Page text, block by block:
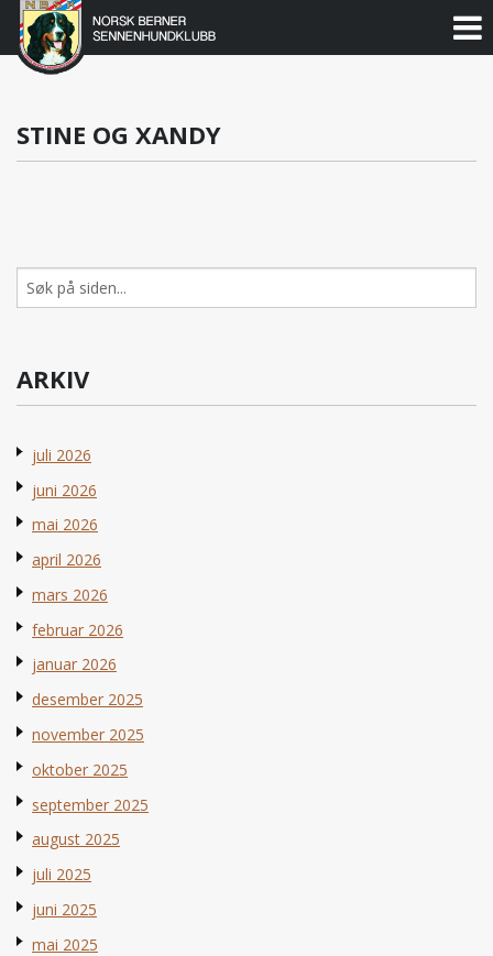
Gå
Norsk
Berner
Sennenhundklubb
STINE OG XANDY
Søk
etter:
ARKIV
juli 2026
juni 2026
mai 2026
april 2026
mars 2026
februar 2026
januar 2026
desember 2025
november 2025
oktober 2025
september 2025
august 2025
juli 2025
juni 2025
mai 2025